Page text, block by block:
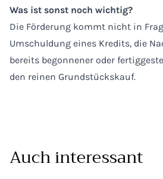
Was ist sonst noch wichtig?
Die Förderung kommt nicht in
Umschuldung eines Kredits, die
bereits begonnener oder
den reinen Grundstückskauf.
Auch interessant